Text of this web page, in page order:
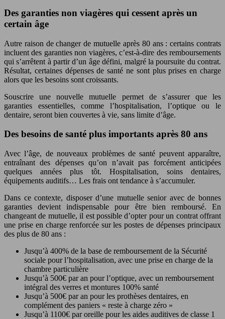
Des garanties non viagères qui cessent après un
certain âge
Autre raison de changer de mutuelle après 80 ans : certains contrats
incluent des garanties non viagères, c’est-à-dire des remboursements
qui s’arrêtent à partir d’un âge défini, malgré la poursuite du contrat.
Résultat, certaines dépenses de santé ne sont plus prises en charge
alors que les besoins sont croissants.
Souscrire une nouvelle mutuelle permet de s’assurer que les
garanties essentielles, comme l’hospitalisation, l’optique ou le
dentaire, seront bien couvertes à vie, sans limite d’âge.
Des besoins de santé plus importants après 80 ans
Avec l’âge, de nouveaux problèmes de santé peuvent apparaître,
entraînant des dépenses qu’on n’avait pas forcément anticipées
quelques années plus tôt. Hospitalisation, soins dentaires,
équipements auditifs… Les frais ont tendance à s’accumuler.
Dans ce contexte, disposer d’une mutuelle senior avec de bonnes
garanties devient indispensable pour être bien remboursé. En
changeant de mutuelle, il est possible d’opter pour un contrat offrant
une prise en charge renforcée sur les postes de dépenses principaux
des plus de 80 ans :
Jusqu’à 400% de la base de remboursement de la Sécurité
sociale pour l’hospitalisation, avec une prise en charge de la
chambre particulière
Jusqu’à 500€ par an pour l’optique, avec un remboursement
intégral des verres et montures 100% santé
Jusqu’à 500€ par an pour les prothèses dentaires, en
complément des paniers « reste à charge zéro »
Jusqu’à 1100€ par oreille pour les aides auditives de classe 1